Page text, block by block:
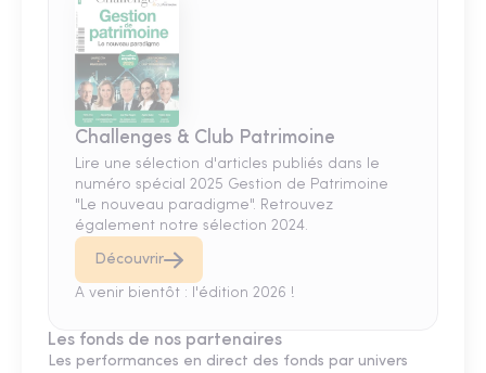
Challenges & Club Patrimoine
Lire une sélection d'articles publiés dans le
numéro spécial 2025 Gestion de Patrimoine
"Le nouveau paradigme". Retrouvez
également notre sélection 2024.
Découvrir
A venir bientôt : l'édition 2026 !
Les fonds de nos partenaires
Les performances en direct des fonds par univers